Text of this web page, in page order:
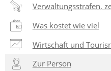
Verwaltungsstrafen,
Was kostet wie viel
Wirtschaft und
Zur Person